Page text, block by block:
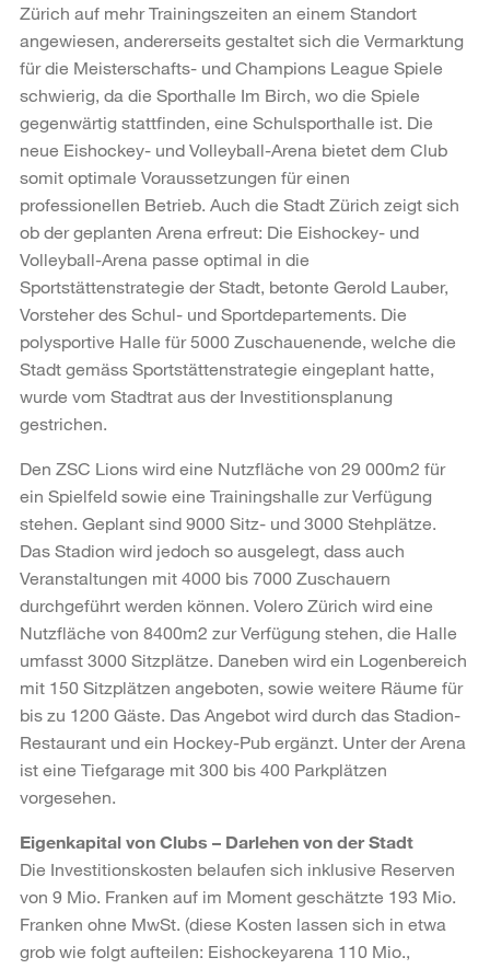
Zürich auf mehr Trainingszeiten an einem Standort
angewiesen, andererseits gestaltet sich die Vermarktung
für die Meisterschafts- und Champions League Spiele
schwierig, da die Sporthalle Im Birch, wo die Spiele
gegenwärtig stattfinden, eine Schulsporthalle ist. Die
neue Eishockey- und Volleyball-Arena bietet dem Club
somit optimale Voraussetzungen für einen
professionellen Betrieb. Auch die Stadt Zürich zeigt sich
ob der geplanten Arena erfreut: Die Eishockey- und
Volleyball-Arena passe optimal in die
Sportstättenstrategie der Stadt, betonte Gerold Lauber,
Vorsteher des Schul- und Sportdepartements. Die
polysportive Halle für 5000 Zuschauenende, welche die
Stadt gemäss Sportstättenstrategie eingeplant hatte,
wurde vom Stadtrat aus der Investitionsplanung
gestrichen.
Den ZSC Lions wird eine Nutzfläche von 29 000m2 für
ein Spielfeld sowie eine Trainingshalle zur Verfügung
stehen. Geplant sind 9000 Sitz- und 3000 Stehplätze.
Das Stadion wird jedoch so ausgelegt, dass auch
Veranstaltungen mit 4000 bis 7000 Zuschauern
durchgeführt werden können. Volero Zürich wird eine
Nutzfläche von 8400m2 zur Verfügung stehen, die Halle
umfasst 3000 Sitzplätze. Daneben wird ein Logenbereich
mit 150 Sitzplätzen angeboten, sowie weitere Räume für
bis zu 1200 Gäste. Das Angebot wird durch das Stadion-
Restaurant und ein Hockey-Pub ergänzt. Unter der Arena
ist eine Tiefgarage mit 300 bis 400 Parkplätzen
vorgesehen.
Eigenkapital von Clubs – Darlehen von der Stadt
Die Investitionskosten belaufen sich inklusive Reserven
von 9 Mio. Franken auf im Moment geschätzte 193 Mio.
Franken ohne MwSt. (diese Kosten lassen sich in etwa
grob wie folgt aufteilen: Eishockeyarena 110 Mio.,